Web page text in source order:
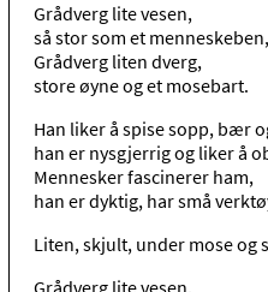
Grådverg lite vesen,
så stor som et menneskeben,
Grådverg liten dverg,
store øyne og et mosebart.
Han liker å spise sopp, bær
han er nysgjerrig og liker å
Mennesker fascinerer ham,
han er dyktig, har små
Liten, skjult, under mose og